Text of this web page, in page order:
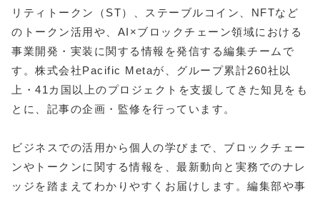
リティトークン（ST）、ステーブルコイン、NFTなど
のトークン活用や、AI×ブロックチェーン領域における
事業開発・実装に関する情報を発信する編集チームで
す。株式会社Pacific Metaが、グループ累計260社以
上・41カ国以上のプロジェクトを支援してきた知見をも
とに、記事の企画・監修を行っています。
ビジネスでの活用から個人の学びまで、ブロックチェー
ンやトークンに関する情報を、最新動向と実務でのナレ
ッジを踏まえてわかりやすくお届けします。編集部や事